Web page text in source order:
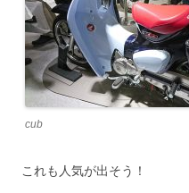
cub
これも人気が出そう！